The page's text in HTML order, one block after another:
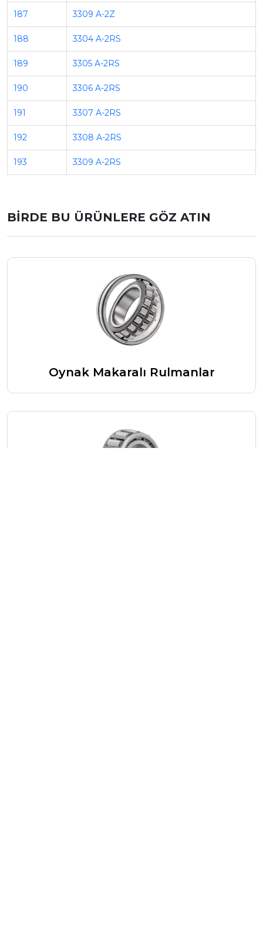
187 3309 A-2Z
188 3304 A-2RS
189 3305 A-2RS
190 3306 A-2RS
191 3307 A-2RS
192 3308 A-2RS
193 3309 A-2RS
BİRDE BU ÜRÜNLERE GÖZ ATIN
Oynak Makaralı Rulmanlar